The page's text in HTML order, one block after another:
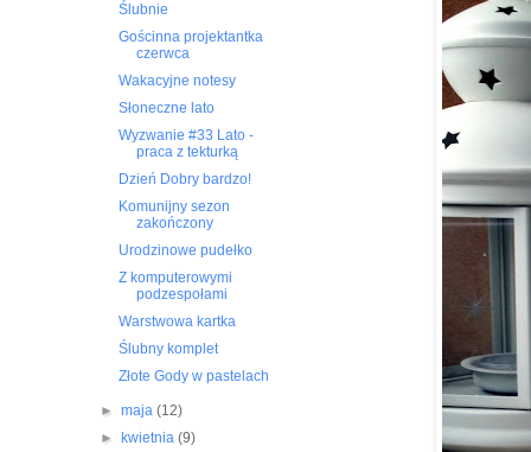
Ślubnie
Gościnna projektantka
czerwca
Wakacyjne notesy
Słoneczne lato
Wyzwanie #33 Lato -
praca z tekturką
Dzień Dobry bardzo!
Komunijny sezon
zakończony
Urodzinowe pudełko
Z komputerowymi
podzespołami
Warstwowa kartka
Ślubny komplet
Złote Gody w pastelach
►maja(12)
►
kwietnia(9)